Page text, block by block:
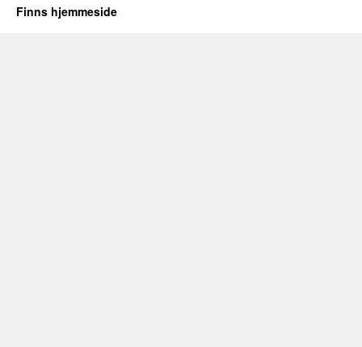
Finns hjemmeside